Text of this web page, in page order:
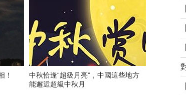
！
中秋恰逢“超級月亮”，中國這些地方
能邂逅超級中秋月